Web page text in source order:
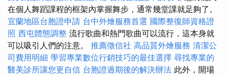
在個人舞蹈課程的框架內掌握舞步，通常幾堂課就足夠了。
宜蘭地區台胞證申請 台中外燴服務首選 國際整復師資格證
照 西屯體態調整 流行歌曲和熱門歌曲可以流行，這本身就
可以吸引人們的注意。 推薦徵信社 高品質外燴服務 清潔公
司費用明細 學習專業數位行銷技巧的最佳選擇 尋找專業的
醫美診所讓您更自信 台胞證過期後的解決辦法 此外，開場